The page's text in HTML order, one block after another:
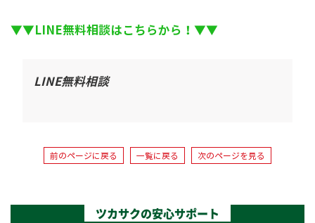
▼▼LINE無料相談はこちらから！▼▼
LINE無料相談
前のページに戻る 一覧に戻る 次のページを見る
ツカサクの安心サポート